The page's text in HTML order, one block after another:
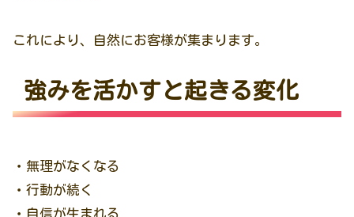
これにより、自然にお客様が集まります。
強みを活かすと起きる変化
・無理がなくなる
・行動が続く
・自信が生まれる